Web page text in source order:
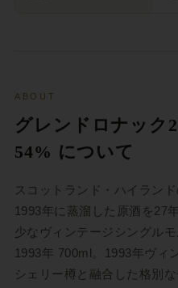
ABOUT
グレンドロナック
54% について
スコットランド・ハイラン
1993年に蒸溜した原酒を27
少なヴィンテージシングル
1993年 700ml。1993年ヴィ
シェリー樽と融合した格別な